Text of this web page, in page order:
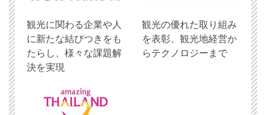
観光に関わる企業や人
に新たな結びつきをも
たらし、様々な課題解
決を実現
観光の優れた取り組み
を表彰、観光地経営か
らテクノロジーまで